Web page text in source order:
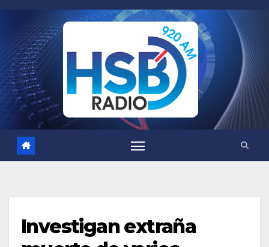
contenido
Investigan extraña